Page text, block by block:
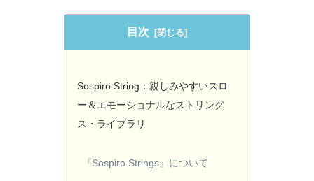
目次
Sospiro String：親しみやすいスロ
ー＆エモーショナルなストリング
ス・ライブラリ
『Sospiro Strings』について